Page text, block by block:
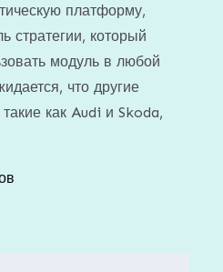
платформу,
стратегии, который
модуль в любой
что другие
как Audi и Skoda,